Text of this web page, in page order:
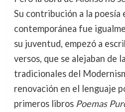
Su contribución a la poesía
contemporánea fue
su juventud, empezó a
versos, que se alejaban de
tradicionales del
renovación en el lenguaje
primeros libros Poemas